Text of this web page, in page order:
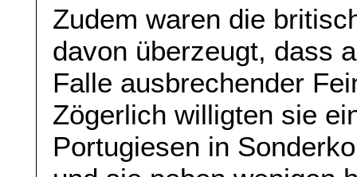
Zudem waren die
davon überzeugt, dass
Falle ausbrechender
Zögerlich willigten sie
Portugiesen in